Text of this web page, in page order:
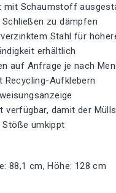
mit Schaumstoff
zu dämpfen
Stahl für
erhältlich
auf Anfrage je nach
Recycling-Aufklebern
verfügbar, damit der
Stöße umkippt
88,1 cm, Höhe: 128 cm